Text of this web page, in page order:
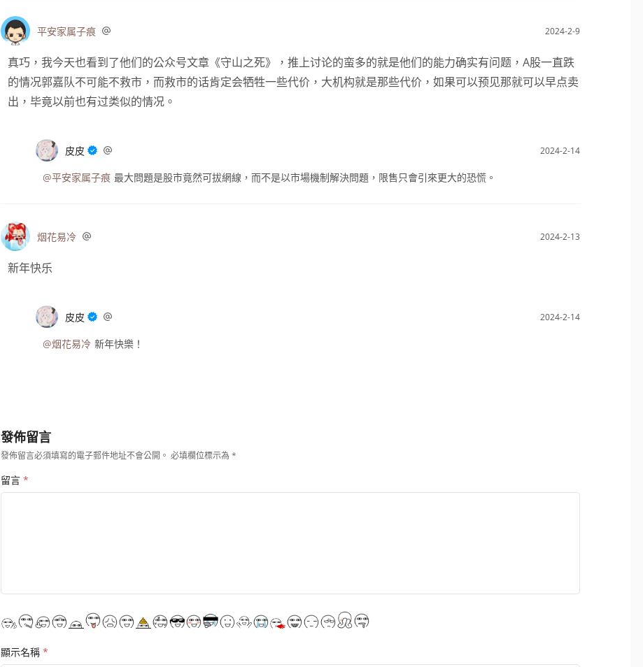
平安家属子痕 2024-2-9
真巧，我今天也看到了他们的公众号文章《守山之死》，推上讨论的蛮多的就是他们的能力确实有问题，A股一直跌
的情况郭嘉队不可能不救市，而救市的话肯定会牺牲一些代价，大机构就是那些代价，如果可以预见那就可以早点卖
出，毕竟以前也有过类似的情况。
皮皮 2024-2-14
@平安家属子痕 最大問題是股市竟然可拔網線，而不是以市場機制解決問題，限售只會引來更大的恐慌。
烟花易冷 2024-2-13
新年快乐
皮皮 2024-2-14
@烟花易冷 新年快樂！
發佈留言
發佈留言必須填寫的電子郵件地址不會公開。 必填欄位標示為*
留言 *
顯示名稱 *